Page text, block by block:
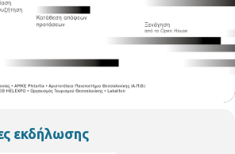
εκδήλωσης